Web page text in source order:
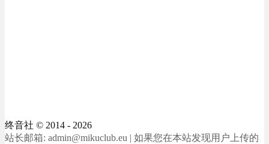
终音社 © 2014 - 2026
站长邮箱: admin@mikuclub.eu | 如果您在本站发现用户上传的